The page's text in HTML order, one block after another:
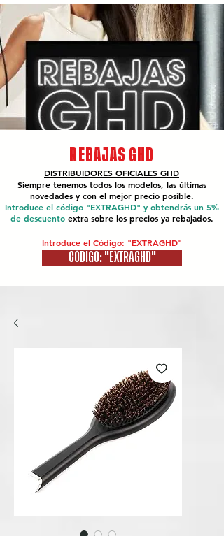
REBAJAS GHD
DISTRIBUIDORES OFICIALES GHD
Siempre tenemos todos los modelos, las últimas
novedades y con el mejor precio posible.
Introduce el código "EXTRAGHD" y obtendrás un 5%
de descuento extra sobre los precios ya rebajados.
Introduce el Código: "EXTRAGHD"
CÓDIGO: "EXTRAGHD"